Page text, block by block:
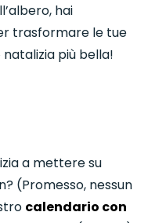
hai
trasformare le tue
più bella!
a mettere su
(Promesso, nessun
calendario con